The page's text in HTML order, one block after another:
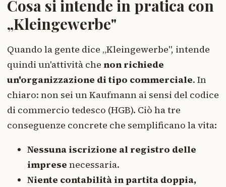
Cosa si intende in pratica con
„Kleingewerbe"
Quando la gente dice „Kleingewerbe", intende
quindi un'attività che non richiede
un'organizzazione di tipo commerciale. In
chiaro: non sei un Kaufmann ai sensi del codice
di commercio tedesco (HGB). Ciò ha tre
conseguenze concrete che semplificano la vita:
Nessuna iscrizione al registro delle
imprese necessaria.
Niente contabilità in partita doppia,